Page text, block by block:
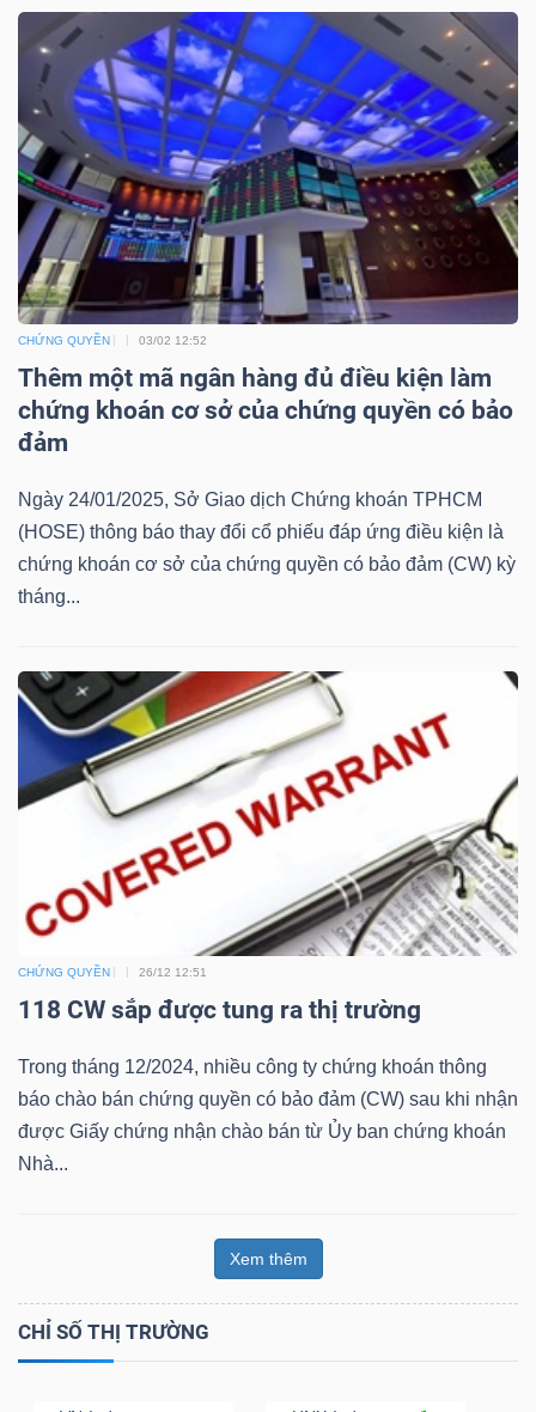
CHỨNG QUYỀN 03/02 12:52
Thêm một mã ngân hàng đủ điều kiện làm
chứng khoán cơ sở của chứng quyền có bảo
đảm
Ngày 24/01/2025, Sở Giao dịch Chứng khoán TPHCM
(HOSE) thông báo thay đổi cổ phiếu đáp ứng điều kiện là
chứng khoán cơ sở của chứng quyền có bảo đảm (CW) kỳ
tháng...
CHỨNG QUYỀN 26/12 12:51
118 CW sắp được tung ra thị trường
Trong tháng 12/2024, nhiều công ty chứng khoán thông
báo chào bán chứng quyền có bảo đảm (CW) sau khi nhận
được Giấy chứng nhận chào bán từ Ủy ban chứng khoán
Nhà...
Xem thêm
CHỈ SỐ THỊ TRƯỜNG
(-)
Báo
cáo
phân
tích
(-)
Thuật
ngữ
(-)
Dịch
vụ
(-)
Sách
Công
đầu
tư
thông
tài